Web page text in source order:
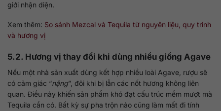
giới nhận diện.
Xem thêm: So sánh Mezcal và Tequila từ nguyên liệu, quy trình
và hương vị
5.2. Hương vị thay đổi khi dùng nhiều giống Agave
Nếu một nhà sản xuất dùng kết hợp nhiều loài Agave, rượu sẽ
có cảm giác “nặng”, đôi khi bị lẫn các nốt hương không liên
quan. Điều này khiến sản phẩm khó đạt cấu trúc mềm mượt mà
Tequila cần có. Bất kỳ sự pha trộn nào cũng làm mất đi tính